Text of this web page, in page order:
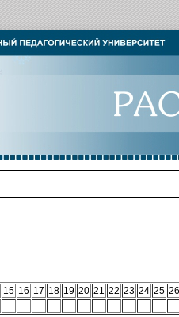
15 16 17 18 19 20 21 22 23 24 25 26